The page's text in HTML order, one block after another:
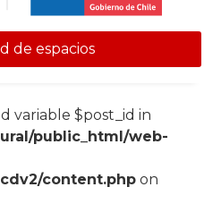
de espacios
variable $post_id in
public_html/web-
content.phpon